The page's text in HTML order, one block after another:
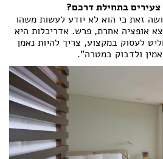
בתחילת דרכם?
זאת כי הוא לא יודע לעשות משהו
אופציה אחרת, פרש. אדריכלות היא
לעסוק במקצוע, צריך להיות נאמן
ולדבוק במטרה".